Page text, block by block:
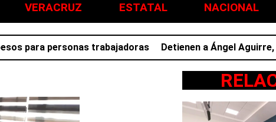
VERACRUZ ESTATAL NACIONAL
personas trabajadoras Detienen a Ángel Aguirre,